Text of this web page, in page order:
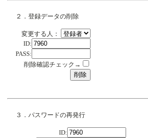
２．登録データの削除
変更する人：
ID:
PASS:
削除確認チェック→
３．パスワードの再発行
ID: